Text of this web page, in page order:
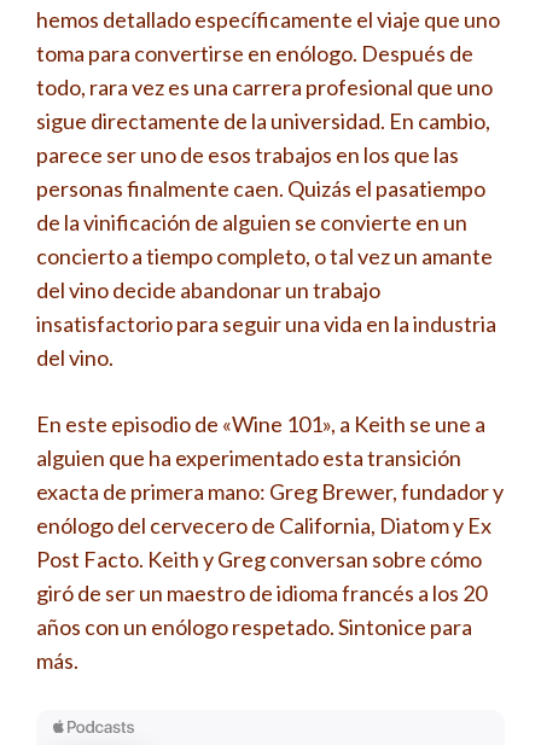
hemos detallado específicamente el viaje que uno
toma para convertirse en enólogo. Después de
todo, rara vez es una carrera profesional que uno
sigue directamente de la universidad. En cambio,
parece ser uno de esos trabajos en los que las
personas finalmente caen. Quizás el pasatiempo
de la vinificación de alguien se convierte en un
concierto a tiempo completo, o tal vez un amante
del vino decide abandonar un trabajo
insatisfactorio para seguir una vida en la industria
del vino.
En este episodio de «Wine 101», a Keith se une a
alguien que ha experimentado esta transición
exacta de primera mano: Greg Brewer, fundador y
enólogo del cervecero de California, Diatom y Ex
Post Facto. Keith y Greg conversan sobre cómo
giró de ser un maestro de idioma francés a los 20
años con un enólogo respetado. Sintonice para
más.